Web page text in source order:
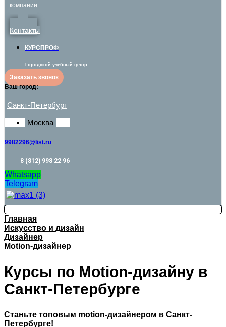
компании
Контакты
КУРСПРОФ
Городской учебный центр
Заказать звонок
Ваш город:
Санкт-Петербург
Москва
9982296@list.ru
8 (812) 998 22 96
Whatsapp
Telegram
Главная
Искусство и дизайн
Дизайнер
Motion-дизайнер
Курсы по Motion-дизайну в
Санкт-Петербурге
Станьте топовым motion-дизайнером в Санкт-
Петербурге!